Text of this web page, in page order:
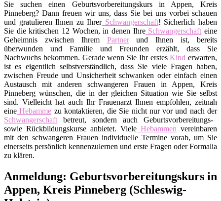
Sie suchen einen Geburtsvorbereitungskurs in Appen, Kreis
Pinneberg? Dann freuen wir uns, dass Sie bei uns vorbei schauen
und gratulieren Ihnen zu IhrerSchwangerschaft! Sicherlich haben
Sie die kritischen 12 Wochen, in denen IhreSchwangerschaft eine
Geheimnis zwischen Ihrem Partnerund Ihnen ist, bereits
überwunden und Familie und Freunden erzählt, dass Sie
Nachwuchs bekommen. Gerade wenn Sie Ihr erstesKind erwarten,
ist es eigentlich selbstverständlich, dass Sie viele Fragen haben,
zwischen Freude und Unsicherheit schwanken oder einfach einen
Austausch mit anderen schwangeren Frauen in Appen, Kreis
Pinneberg wünschen, die in der gleichen Situation wie Sie selbst
sind. Vielleicht hat auch Ihr Frauenarzt Ihnen empfohlen, zeitnah
eine Hebamme zu kontaktieren, die Sie nicht nur vor und nach der
Schwangerschaft betreut, sondern auch Geburtsvorbereitungs-
sowie Rückbildungskurse anbietet. Viele Hebammen vereinbaren
mit den schwangeren Frauen individuelle Termine vorab, um Sie
einerseits persönlich kennenzulernen und erste Fragen oder Formalia
zu klären.
Anmeldung: Geburtsvorbereitungskurs in
Appen, Kreis Pinneberg (Schleswig-